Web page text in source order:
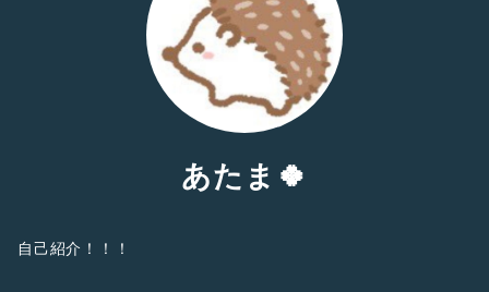
あたま🍀
自己紹介！！！